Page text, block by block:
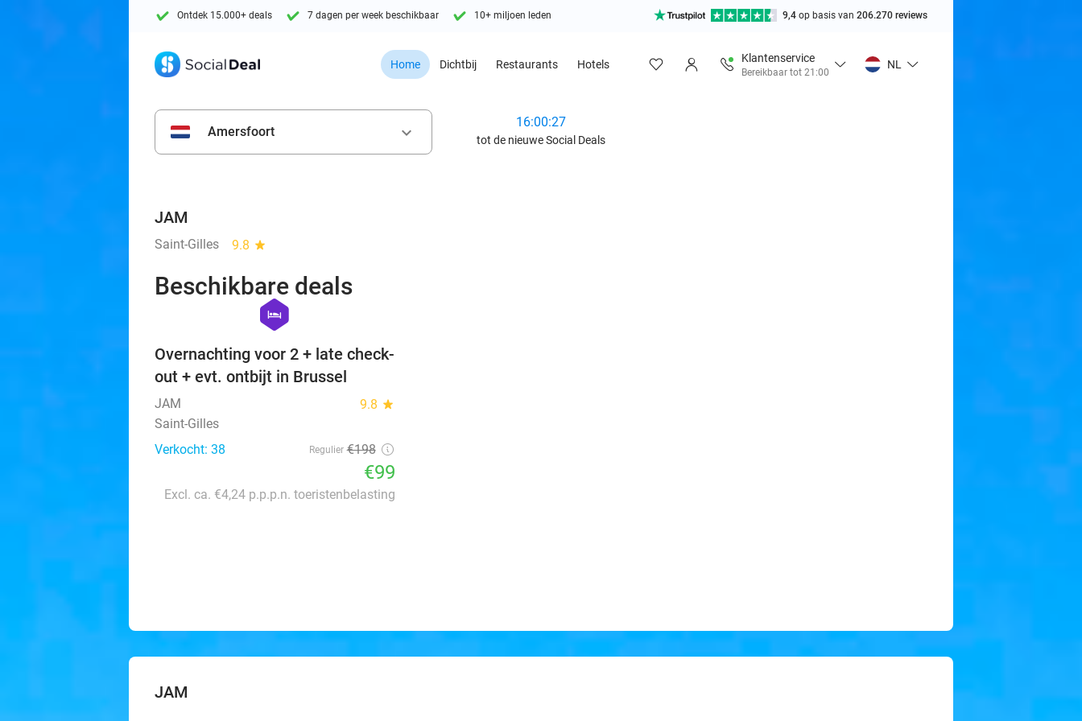
Ontdek 15.000+ deals 7 dagen per week beschikbaar 10+ miljoen leden 9,4 op basis van 206.270 reviews
Home Dichtbij Restaurants Hotels
Klantenservice
Bereikbaar tot 21:00
NL
Amersfoort keyboard_arrow_down
16:00:25
tot de nieuwe Social Deals
JAM
Saint-Gilles 9.8 star
Beschikbare deals
hexagon
hotel
Overnachting voor 2 + late check-
out + evt. ontbijt in Brussel
JAM 9.8 star
Saint-Gilles
Verkocht: 38
Regulier €198
€99
Excl. ca. €4,24 p.p.p.n. toeristenbelasting
JAM